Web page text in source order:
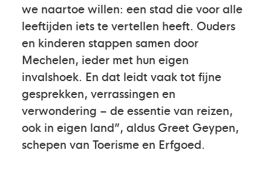
we naartoe willen: een stad die voor alle
leeftijden iets te vertellen heeft. Ouders
en kinderen stappen samen door
Mechelen, ieder met hun eigen
invalshoek. En dat leidt vaak tot fijne
gesprekken, verrassingen en
verwondering – de essentie van reizen,
ook in eigen land”, aldus Greet Geypen,
schepen van Toerisme en Erfgoed.